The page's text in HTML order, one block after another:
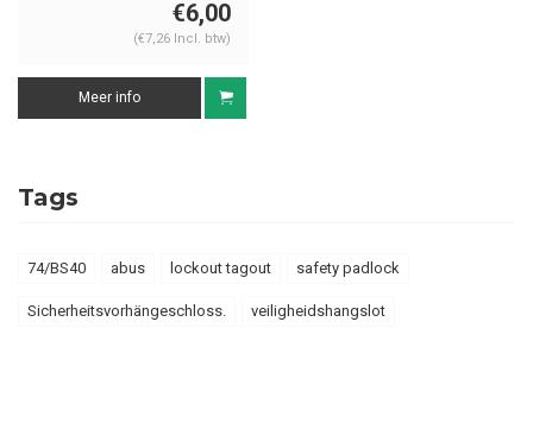
€6,00
(€7,26 Incl. btw)
Meer info
Tags
74/BS40 abus lockout tagout safety padlock
Sicherheitsvorhängeschloss. veiligheidshangslot